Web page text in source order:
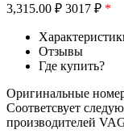
3,315.00 ₽ 3017 ₽ *
Отзывы
Где купить?
Оригинальные
Соответсвует
производителей